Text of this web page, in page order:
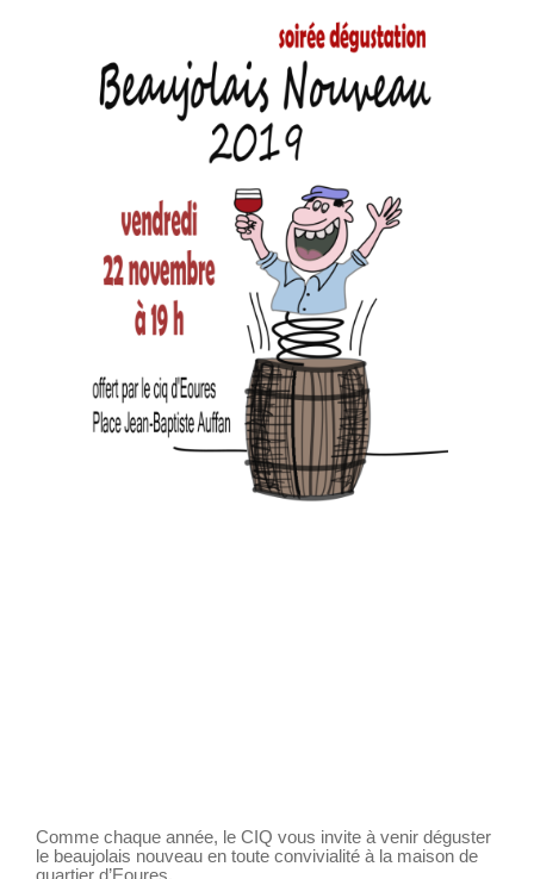
Comme chaque année, le CIQ vous invite à venir déguster
le beaujolais nouveau en toute convivialité à la maison de